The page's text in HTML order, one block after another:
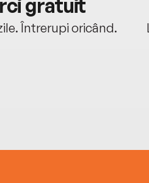
gratuit
Întrerupi oricând.